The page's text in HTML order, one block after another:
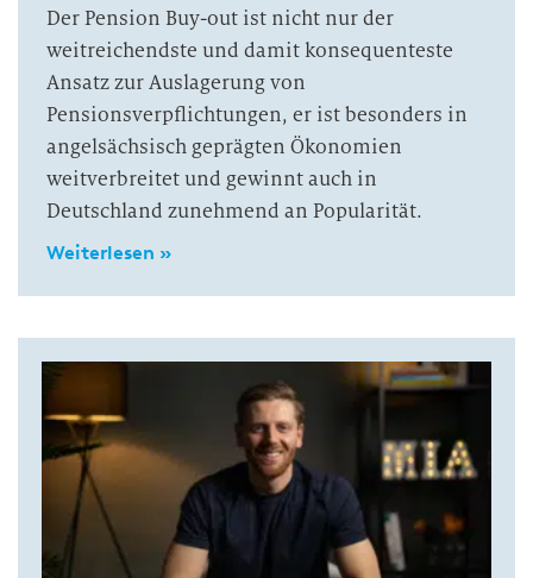
Der Pension Buy-out ist nicht nur der
weitreichendste und damit konsequenteste
Ansatz zur Auslagerung von
Pensionsverpflichtungen, er ist besonders in
angelsächsisch geprägten Ökonomien
weitverbreitet und gewinnt auch in
Deutschland zunehmend an Popularität.
Weiterlesen »